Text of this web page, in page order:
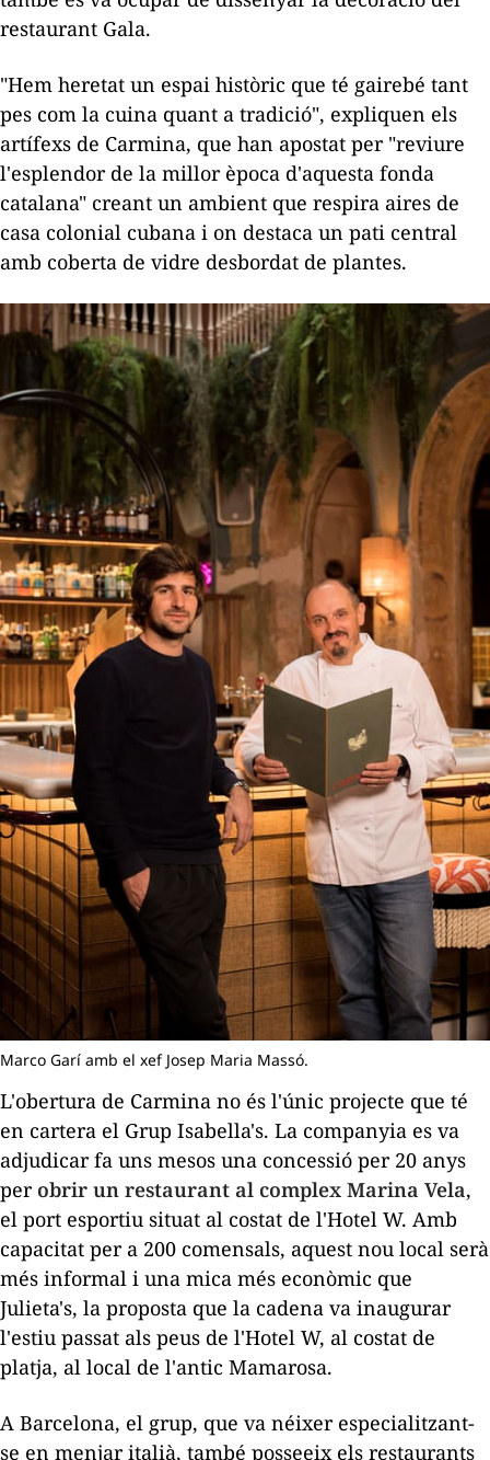
restaurant Gala.
"Hem heretat un espai històric que té gairebé tant
pes com la cuina quant a tradició", expliquen els
artífexs de Carmina, que han apostat per "reviure
l'esplendor de la millor època d'aquesta fonda
catalana" creant un ambient que respira aires de
casa colonial cubana i on destaca un pati central
amb coberta de vidre desbordat de plantes.
Marco Garí amb el xef Josep Maria Massó.
L'obertura de Carmina no és l'únic projecte que té
en cartera el Grup Isabella's. La companyia es va
adjudicar fa uns mesos una concessió per 20 anys
per obrir un restaurant al complex Marina Vela,
el port esportiu situat al costat de l'Hotel W. Amb
capacitat per a 200 comensals, aquest nou local serà
més informal i una mica més econòmic que
Julieta's, la proposta que la cadena va inaugurar
l'estiu passat als peus de l'Hotel W, al costat de
platja, al local de l'antic Mamarosa.
A Barcelona, el grup, que va néixer especialitzant-
se en menjar italià, també posseeix els restaurants